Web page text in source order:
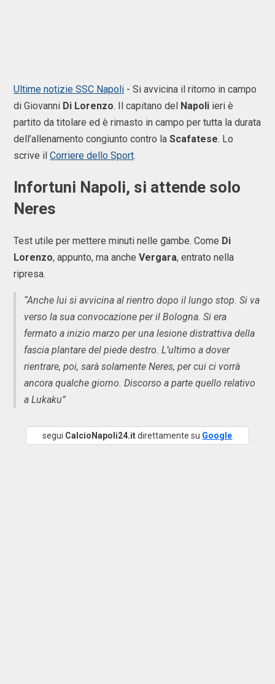
Ultime notizie SSC Napoli - Si avvicina il ritorno in campo
di Giovanni Di Lorenzo. Il capitano del Napoli ieri è
partito da titolare ed è rimasto in campo per tutta la durata
dell’allenamento congiunto contro la Scafatese. Lo
scrive il Corriere dello Sport.
Infortuni Napoli, si attende solo
Neres
Test utile per mettere minuti nelle gambe. Come Di
Lorenzo, appunto, ma anche Vergara, entrato nella
ripresa.
“Anche lui si avvicina al rientro dopo il lungo stop. Si va
verso la sua convocazione per il Bologna. Si era
fermato a inizio marzo per una lesione distrattiva della
fascia plantare del piede destro. L’ultimo a dover
rientrare, poi, sarà solamente Neres, per cui ci vorrà
ancora qualche giorno. Discorso a parte quello relativo
a Lukaku”
segui CalcioNapoli24.itdirettamente su Google